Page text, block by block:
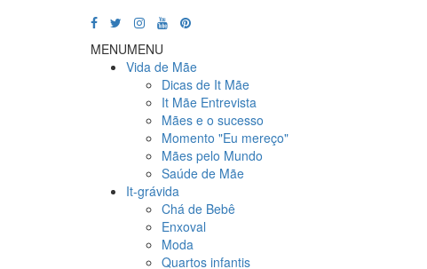
MENUMENU
Vida de Mãe
Dicas de It Mãe
It Mãe Entrevista
Mães e o sucesso
Momento "Eu mereço"
Mães pelo Mundo
Saúde de Mãe
It-grávida
Chá de Bebê
Enxoval
Moda
Quartos infantis